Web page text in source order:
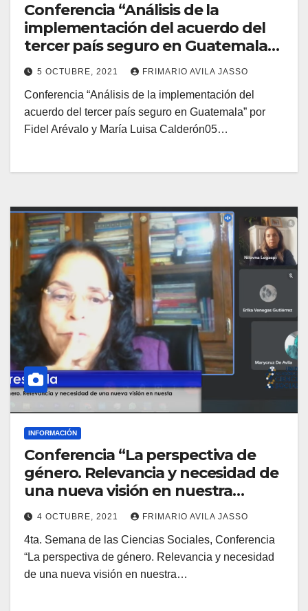
Conferencia “Análisis de la
implementación del acuerdo del
tercer país seguro en Guatemala”
por Fidel Arévalo y María Luisa
Calderón05 Octubre 2021 4ta.
Semana Nacional de las Ciencias
Sociales
5 OCTUBRE, 2021 FRIMARIO AVILA JASSO
Conferencia “Análisis de la implementación del
acuerdo del tercer país seguro en Guatemala” por
Fidel Arévalo y María Luisa Calderón05…
INFORMACIÓN
Conferencia “La perspectiva de
género. Relevancia y necesidad de
una nueva visión en nuestra
universidad”: Leticia Torres Villa
4 OCTUBRE, 2021 FRIMARIO AVILA JASSO
4ta. Semana de las Ciencias Sociales, Conferencia
“La perspectiva de género. Relevancia y necesidad
de una nueva visión en nuestra…